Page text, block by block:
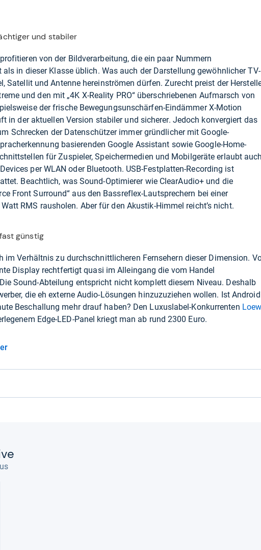
und stabiler
von der Bildverarbeitung, die ein paar Nummern
in dieser Klasse üblich. Was auch der Darstellung gewöhnlicher TV-
Satellit und Antenne hereinströmen dürfen. Zurecht preist der
und den mit „4K X-Reality PRO“ überschriebenen Aufmarsch von
der frische Bewegungsunschärfen-Eindämmer X-Motion
in der aktuellen Version stabiler und sicherer. Jedoch konvergiert das
Schrecken der Datenschützer immer gründlicher mit Google-
basierenden Google Assistant sowie Google-Home-
für Zuspieler, Speichermedien und Mobilgeräte erlaubt auch
per WLAN oder Bluetooth. USB-Festplatten-Recording ist
Beachtlich, was Sound-Optimierer wie ClearAudio+ und die
Front Surround“ aus den Bassreflex-Lautsprechern bei einer
RMS rausholen. Aber für den Akustik-Himmel reicht’s nicht.
günstig
im Verhältnis zu durchschnittlicheren Fernsehern dieser Dimension.
Display rechtfertigt quasi im Alleingang die vom Handel
Sound-Abteilung entspricht nicht komplett diesem Niveau. Deshalb
die eh externe Audio-Lösungen hinzuzuziehen wollen. Ist Android
Beschallung mehr drauf haben? Den Luxuslabel-Konkurrenten
Edge-LED-Panel kriegt man ab rund 2300 Euro.